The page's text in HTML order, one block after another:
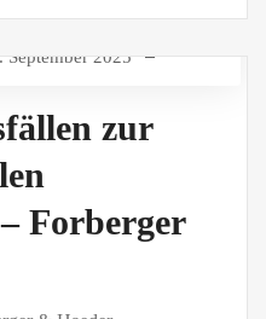
September 2025
zur
Forberger